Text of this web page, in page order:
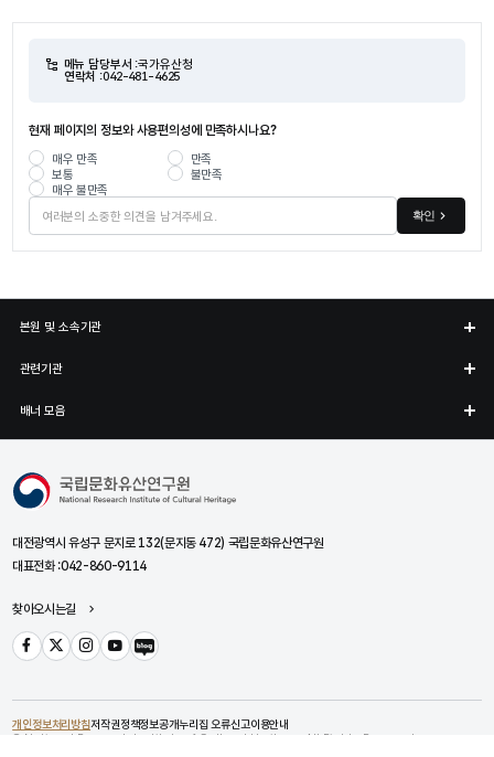
메뉴 담당부서 :국가유산청
연락처 :042-481-4625
현재 페이지의 정보와 사용편의성에 만족하시나요?
매우 만족
만족
보통
불만족
매우 불만족
확인
본원 및 소속기관
관련기관
배너 모음
국립문화유산연구원
대전광역시 유성구 문지로 132(문지동 472) 국립문화유산연구원
대표전화 :042-860-9114
찾아오시는길
페이스북트위터인스타그램
유튜브블로그
개인정보처리방침저작권정책정보공개누리집 오류신고이용안내
© National Research Institute of Cultural Heritage. All Rights Reserved.